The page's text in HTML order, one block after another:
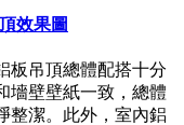
效果圖
板吊頂總體配搭十分
墻壁壁紙一致，總體
整潔。此外，室內鋁